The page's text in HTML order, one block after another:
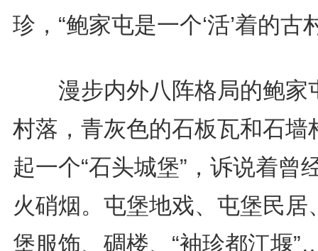
珍，“鲍家屯是一个‘活’着的古
漫步内外八阵格局的鲍家
村落，青灰色的石板瓦和石墙
起一个“石头城堡”，诉说着曾
火硝烟。屯堡地戏、屯堡民居
堡服饰、碉楼、“袖珍都江堰